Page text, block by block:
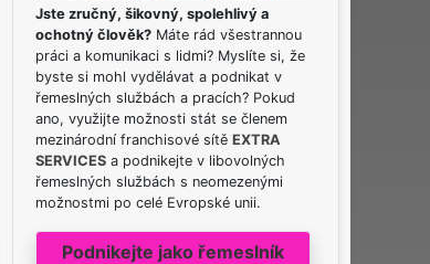
Jste zručný, šikovný, spolehlivý a
ochotný člověk? Máte rád všestrannou
práci a komunikaci s lidmi? Myslíte si, že
byste si mohl vydělávat a podnikat v
řemeslných službách a pracích? Pokud
ano, využijte možnosti stát se členem
mezinárodní franchisové sítěEXTRA
SERVICES a podnikejte v libovolných
řemeslných službách s neomezenými
možnostmi po celé Evropské unii.
Podnikejte jako řemeslník